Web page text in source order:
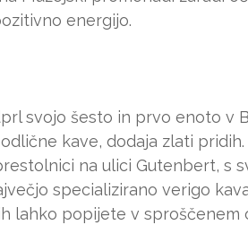
energijo.
svojo šesto in prvo enoto v
kave, dodaja zlati
na ulici Gutenbert, s
specializirano verigo
lahko popijete v sproščenem